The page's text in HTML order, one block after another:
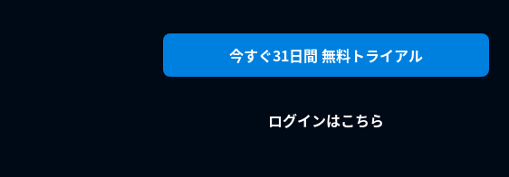
今すぐ31日間 無料トライアル
ログインはこちら